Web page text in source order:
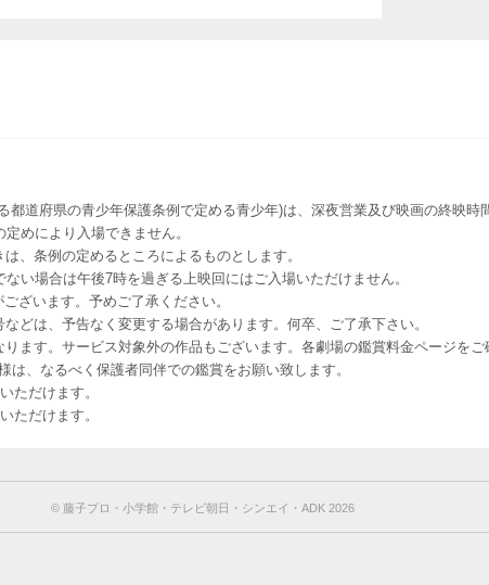
道府県の青少年保護条例で定める青少年)は、深夜営業及び映画の終映時
めにより入場できません。
、条例の定めるところによるものとします。
い場合は午後7時を過ぎる上映回にはご入場いただけません。
ざいます。予めご了承ください。
どは、予告なく変更する場合があります。何卒、ご了承下さい。
ます。サービス対象外の作品もございます。各劇場の鑑賞料金ページをご
、なるべく保護者同伴での鑑賞をお願い致します。
ただけます。
ただけます。
©︎ 藤子プロ・小学館・テレビ朝日・シンエイ・ADK 2026